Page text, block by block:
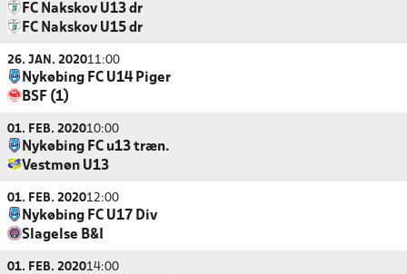
FC Nakskov U13 dr
FC Nakskov U15 dr
26. JAN. 202011:00
Nykøbing FC U14 Piger
BSF (1)
01. FEB. 202010:00
Nykøbing FC u13 træn.
Vestmøn U13
01. FEB. 202012:00
Nykøbing FC U17 Div
Slagelse B&I
01. FEB. 202014:00